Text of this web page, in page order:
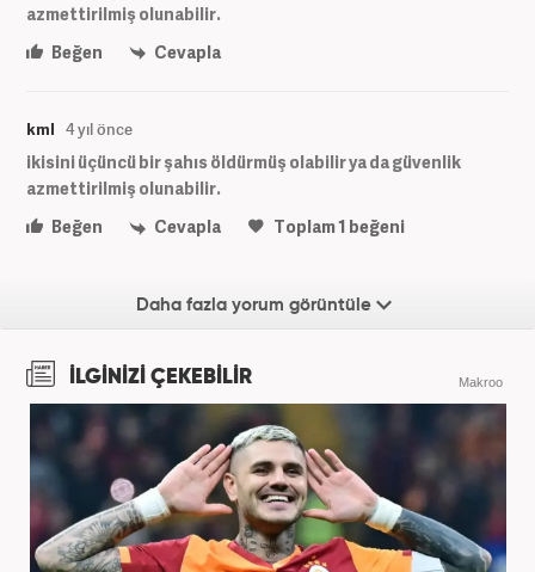
azmettirilmiş olunabilir.
Beğen
Cevapla
kml 4 yıl önce
ikisini üçüncü bir şahıs öldürmüş olabilir ya da güvenlik
azmettirilmiş olunabilir.
Beğen
Cevapla Toplam1 beğeni
Daha fazla yorum görüntüle
İLGİNİZİ ÇEKEBİLİR Makroo